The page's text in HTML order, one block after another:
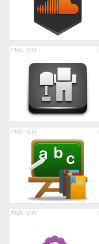
PNG ICO
PNG ICO
PNG ICO